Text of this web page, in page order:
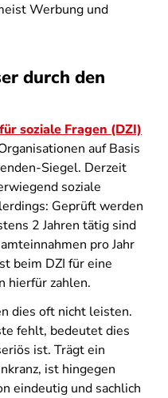
Werbung und
durch den
soziale Fragen (DZI)
auf Basis
Siegel. Derzeit
soziale
Geprüft werden
2 Jahren tätig sind
pro Jahr
beim DZI für eine
hierfür zahlen.
dies oft nicht leisten.
fehlt, bedeutet dies
ist. Trägt ein
ist hingegen
eindeutig und sachlich